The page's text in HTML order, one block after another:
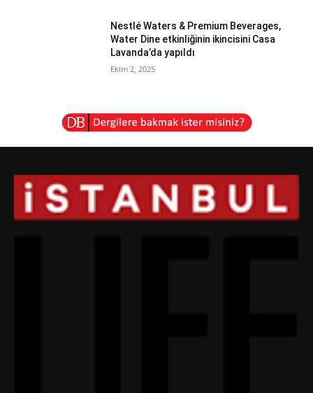
Nestlé Waters & Premium Beverages,
Water Dine etkinliğinin ikincisini Casa
Lavanda’da yapıldı
Ekim 2, 2025